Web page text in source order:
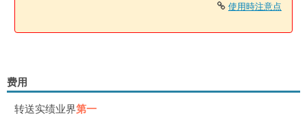
使用時注意点
费用
转送实绩业界第一